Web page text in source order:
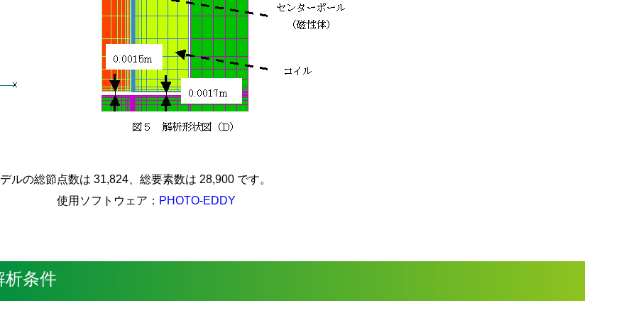
ルの総節点数は 31,824、総要素数は 28,900 です。
用ソフトウェア： PHOTO-EDDY
析条件